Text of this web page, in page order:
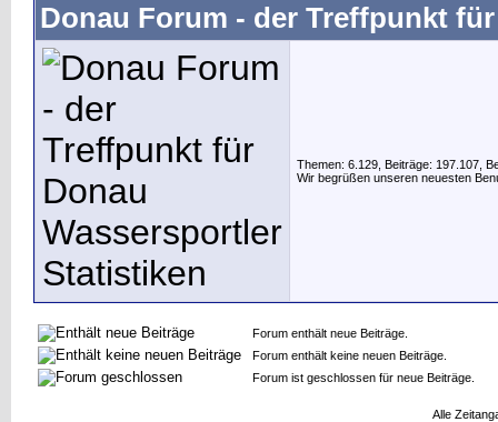
Donau Forum - der Treffpunkt
Themen: 6.129, Beiträge: 197.107,
Wir begrüßen unseren neuesten
Forum enthält neue Beiträge.
Forum enthält keine neuen Beiträge.
Forum ist geschlossen für neue Beiträge.
Alle